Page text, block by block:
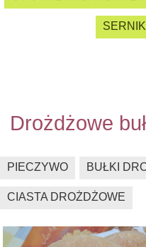
Drożdżowe
PIECZYWO BUŁKI
CIASTA DROŻDŻOWE